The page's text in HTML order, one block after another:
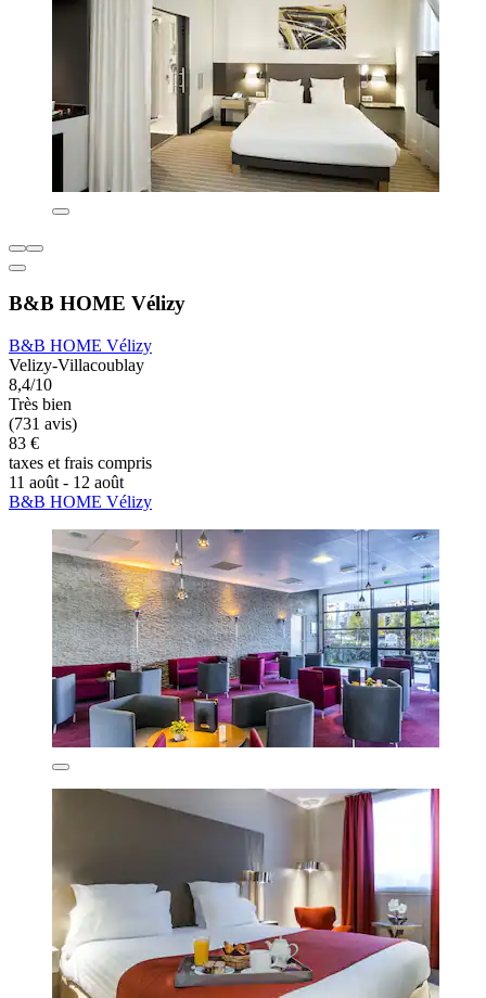
B&B HOME Vélizy
B&B HOME Vélizy
Velizy-Villacoublay
8,4/10
Très bien
(731 avis)
83 €
taxes et frais compris
11 août - 12 août
B&B HOME Vélizy